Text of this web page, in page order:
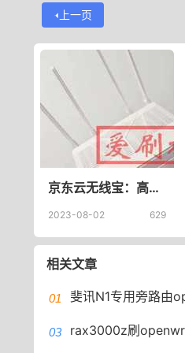
上一页
京东云无线宝：高性价比的路由器推荐
2023-08-02 629
相关文章
斐讯N1专用旁路由openwrt晶晨宝盒
rax3000z刷openwrt带istore商店